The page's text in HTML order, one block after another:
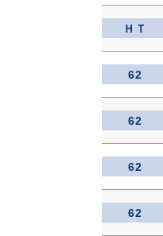
ＨＴ
62
62
62
62